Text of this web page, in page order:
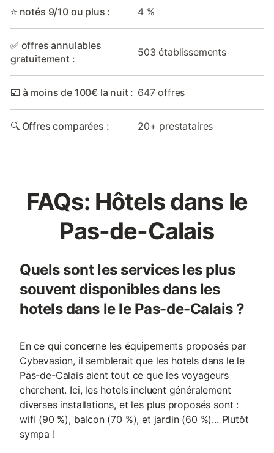
⭐ notés 9/10 ou plus : 4 %
✅ offres annulables
gratuitement :
503 établissements
💶 à moins de 100€ la nuit : 647 offres
🔍 Offres comparées : 20+ prestataires
FAQs: Hôtels dans le
Pas-de-Calais
Quels sont les services les plus
souvent disponibles dans les
hotels dans le le Pas-de-Calais ?
En ce qui concerne les équipements proposés par
Cybevasion, il semblerait que les hotels dans le le
Pas-de-Calais aient tout ce que les voyageurs
cherchent. Ici, les hotels incluent généralement
diverses installations, et les plus proposés sont :
wifi (90 %), balcon (70 %), et jardin (60 %)... Plutôt
sympa !